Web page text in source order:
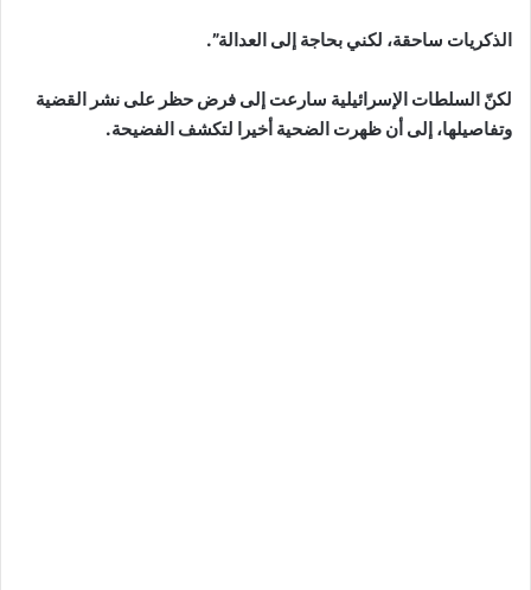
الذكريات ساحقة، لكني بحاجة إلى العدالة”.
لكنّ السلطات الإسرائيلية سارعت إلى فرض حظر على نشر القضية
وتفاصيلها، إلى أن ظهرت الضحية أخيرا لتكشف الفضيحة.